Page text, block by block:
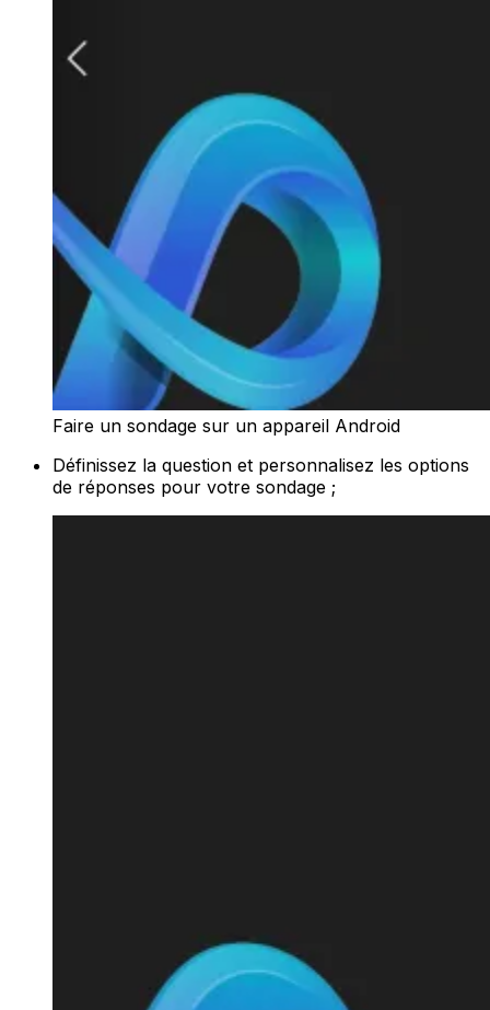
Faire un sondage sur un appareil Android
Définissez la question et personnalisez les options
de réponses pour votre sondage ;